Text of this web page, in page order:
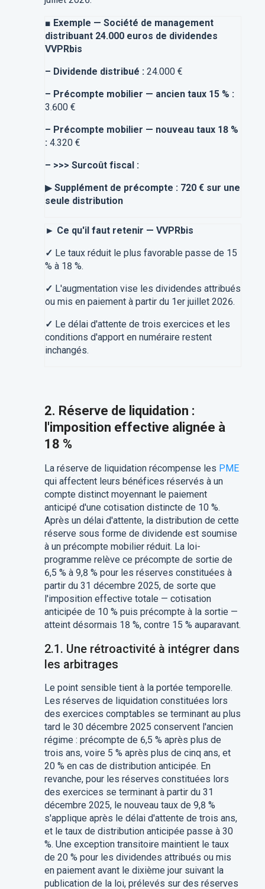
■ Exemple — Société de management
distribuant 24.000 euros de dividendes
VVPRbis
– Dividende distribué : 24.000 €
– Précompte mobilier — ancien taux 15 % :
3.600 €
– Précompte mobilier — nouveau taux 18 %
: 4.320 €
– >>> Surcoût fiscal :
▶ Supplément de précompte : 720 € sur une
seule distribution
► Ce qu'il faut retenir — VVPRbis
✓ Le taux réduit le plus favorable passe de 15
% à 18 %.
✓ L'augmentation vise les dividendes attribués
ou mis en paiement à partir du 1er juillet 2026.
✓ Le délai d'attente de trois exercices et les
conditions d'apport en numéraire restent
inchangés.
2. Réserve de liquidation :
l'imposition effective alignée à
18 %
La réserve de liquidation récompense les PME
qui affectent leurs bénéfices réservés à un
compte distinct moyennant le paiement
anticipé d'une cotisation distincte de 10 %.
Après un délai d'attente, la distribution de cette
réserve sous forme de dividende est soumise
à un précompte mobilier réduit. La loi-
programme relève ce précompte de sortie de
6,5 % à 9,8 % pour les réserves constituées à
partir du 31 décembre 2025, de sorte que
l'imposition effective totale — cotisation
anticipée de 10 % puis précompte à la sortie —
atteint désormais 18 %, contre 15 % auparavant.
2.1. Une rétroactivité à intégrer dans
les arbitrages
Le point sensible tient à la portée temporelle.
Les réserves de liquidation constituées lors
des exercices comptables se terminant au plus
tard le 30 décembre 2025 conservent l'ancien
régime : précompte de 6,5 % après plus de
trois ans, voire 5 % après plus de cinq ans, et
20 % en cas de distribution anticipée. En
revanche, pour les réserves constituées lors
des exercices se terminant à partir du 31
décembre 2025, le nouveau taux de 9,8 %
s'applique après le délai d'attente de trois ans,
et le taux de distribution anticipée passe à 30
%. Une exception transitoire maintient le taux
de 20 % pour les dividendes attribués ou mis
en paiement avant le dixième jour suivant la
publication de la loi, prélevés sur des réserves